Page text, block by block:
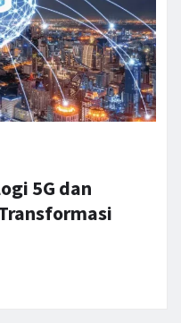
5G dan